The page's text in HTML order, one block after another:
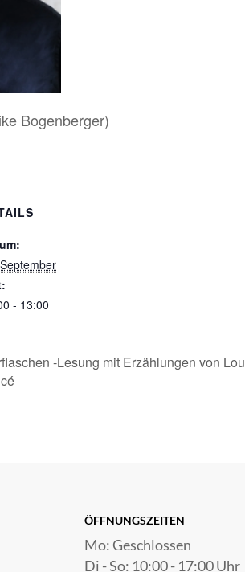
Bogenberger)
- 13:00
-Lesung mit Erzählungen von Lou
ÖFFNUNGSZEITEN
Mo: Geschlossen
Di - So: 10:00 - 17:00 Uhr